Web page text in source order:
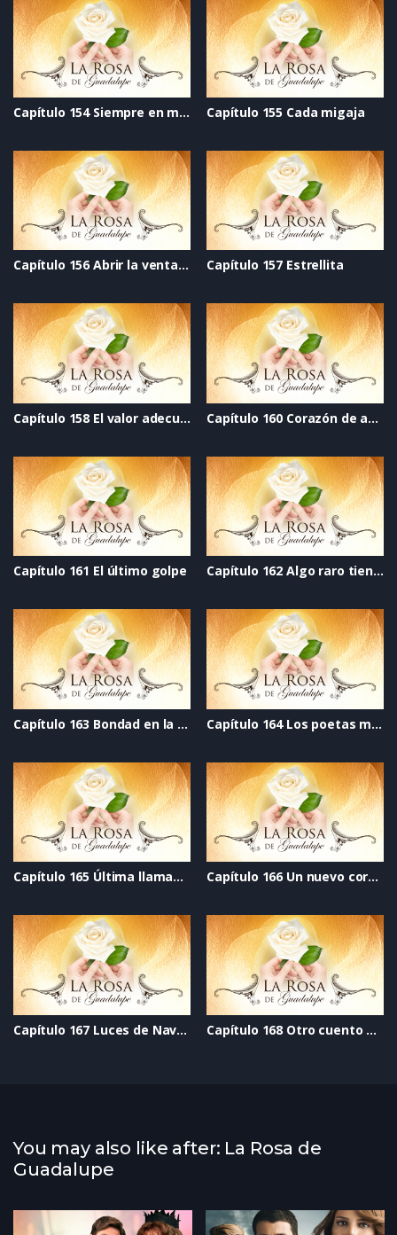
Capítulo 154 Siempre en mi corazón Capítulo 155 Cada migaja
Capítulo 156 Abrir la ventana Capítulo 157 Estrellita
Capítulo 158 El valor adecuado Capítulo 160 Corazón de azúcar
Capítulo 161 El último golpe Capítulo 162 Algo raro tiene Elisa
Capítulo 163 Bondad en la mirada Capítulo 164 Los poetas malditos
Capítulo 165 Última llamada al perdón Capítulo 166 Un nuevo corazón
Capítulo 167 Luces de Navidad Capítulo 168 Otro cuento de Navidad
You may also like after: La Rosa de
Guadalupe